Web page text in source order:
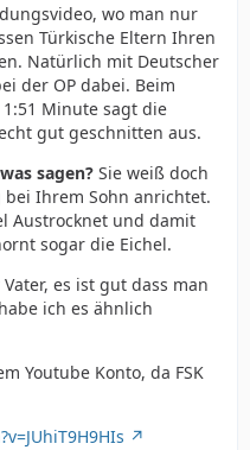
wo man nur
Türkische Eltern Ihren
Natürlich mit Deutscher
der OP dabei. Beim
Minute sagt die
gut geschnitten aus.
sagen? Sie weiß doch
Ihrem Sohn anrichtet.
Austrocknet und damit
sogar die Eichel.
es ist gut dass man
ich es ähnlich
Youtube Konto, da FSK